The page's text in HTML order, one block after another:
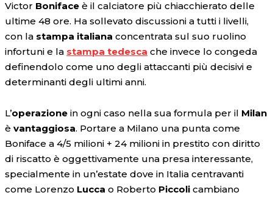
Victor Boniface è il calciatore più chiacchierato delle
ultime 48 ore. Ha sollevato discussioni a tutti i livelli,
con la stampa italiana concentrata sul suo ruolino
infortuni e la stampa tedesca che invece lo congeda
definendolo come uno degli attaccanti più decisivi e
determinanti degli ultimi anni.
L’operazione in ogni caso nella sua formula per il Milan
è vantaggiosa. Portare a Milano una punta come
Boniface a 4/5 milioni + 24 milioni in prestito con diritto
di riscatto è oggettivamente una presa interessante,
specialmente in un’estate dove in Italia centravanti
come Lorenzo Lucca o Roberto Piccoli cambiano